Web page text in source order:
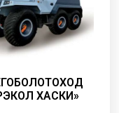
ХАСКИ»